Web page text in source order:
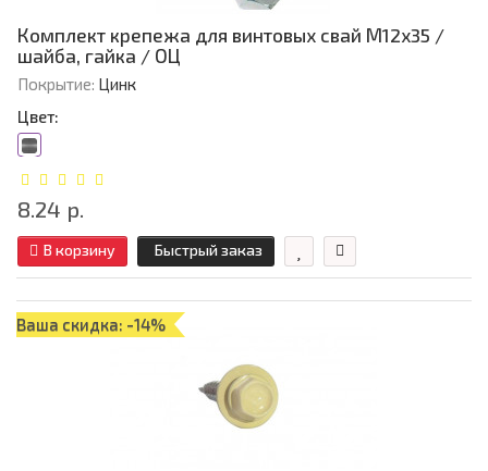
Комплект крепежа для винтовых свай М12х35 /
шайба, гайка / ОЦ
Покрытие: Цинк
Цвет:
8.24 р.
В корзину Быстрый заказ
Ваша скидка: -14%